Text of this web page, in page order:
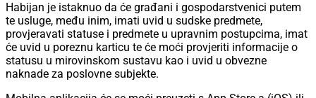
Habijan je istaknuo da će građani i gospodarstvenici putem
te usluge, među inim, imati uvid u sudske predmete,
provjeravati statuse i predmete u upravnim postupcima, imat
će uvid u poreznu karticu te će moći provjeriti informacije o
statusu u mirovinskom sustavu kao i uvid u obvezne
naknade za poslovne subjekte.